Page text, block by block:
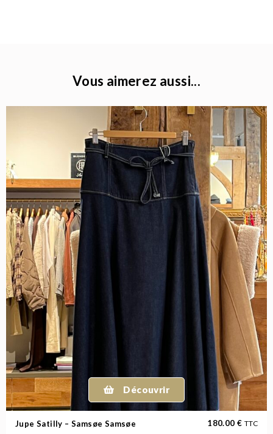
Vous aimerez aussi...
Découvrir
Jupe Satilly – Samsøe Samsøe 180.00 € TTC